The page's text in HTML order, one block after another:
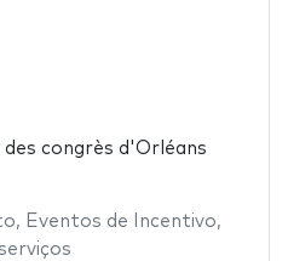
congrès d'Orléans
, Eventos de Incentivo,